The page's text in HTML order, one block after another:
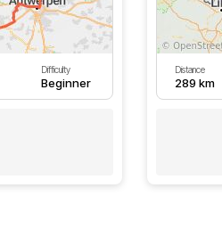
Difficulty
Beginner
Distance
289 km